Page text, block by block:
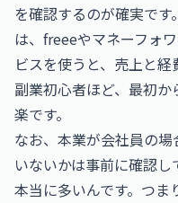
を確認するのが確実で
は、 freeeやマネーフォ
ビスを使うと、売上と経
副業初心者ほど、最初
楽です。
なお、本業が会社員の
いないかは事前に確認
本当に多いんです。つま